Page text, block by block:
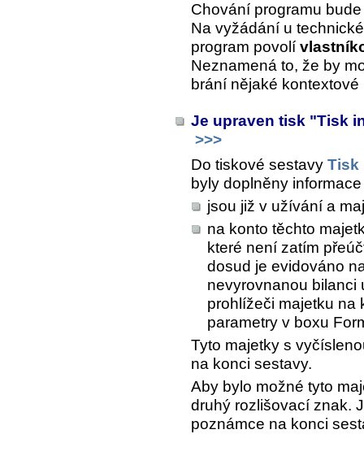
Chování programu
Na vyžádání u
program povolí
Neznamená to, že by
brání nějaké kontextové
Je upraven tisk "Tisk
>>>
Do tiskové sestavy Tisk
byly doplněny
jsou již v užívání a
na konto těchto
které není zatím
dosud je evidováno
nevyrovnanou bilanci
prohlížeči majetku na
parametry v boxu
Tyto majetky s
na konci sestavy.
Aby bylo možné tyto
druhý rozlišovací znak.
poznámce na konci